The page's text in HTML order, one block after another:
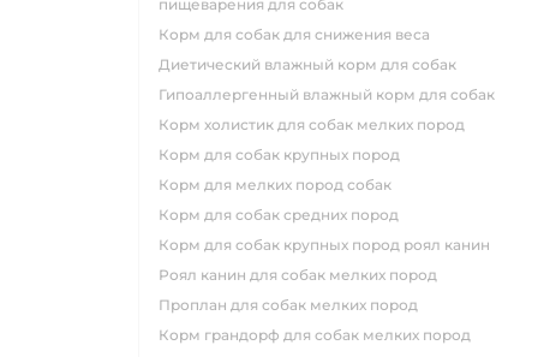
пищеварения для собак
корм для собак для снижения веса
диетический влажный корм для собак
гипоаллергенный влажный корм для собак
корм холистик для собак мелких пород
корм для собак крупных пород
корм для мелких пород собак
корм для собак средних пород
корм для собак крупных пород роял канин
роял канин для собак мелких пород
проплан для собак мелких пород
корм грандорф для собак мелких пород